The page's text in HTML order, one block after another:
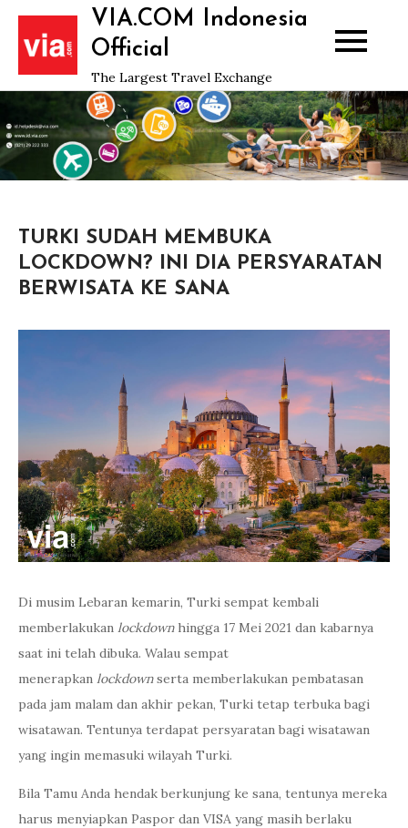
Skip
content
VIA.COM Indonesia
Official
The Largest Travel Exchange
TURKI SUDAH MEMBUKA
LOCKDOWN? INI DIA PERSYARATAN
BERWISATA KE SANA
Di musim Lebaran kemarin, Turki sempat kembali
memberlakukan lockdownhingga 17 Mei 2021 dan kabarnya
saat ini telah dibuka. Walau sempat
menerapkan lockdownserta memberlakukan pembatasan
pada jam malam dan akhir pekan, Turki tetap terbuka bagi
wisatawan. Tentunya terdapat persyaratan bagi wisatawan
yang ingin memasuki wilayah Turki.
Bila Tamu Anda hendak berkunjung ke sana, tentunya mereka
harus menyiapkan Paspor dan VISA yang masih berlaku